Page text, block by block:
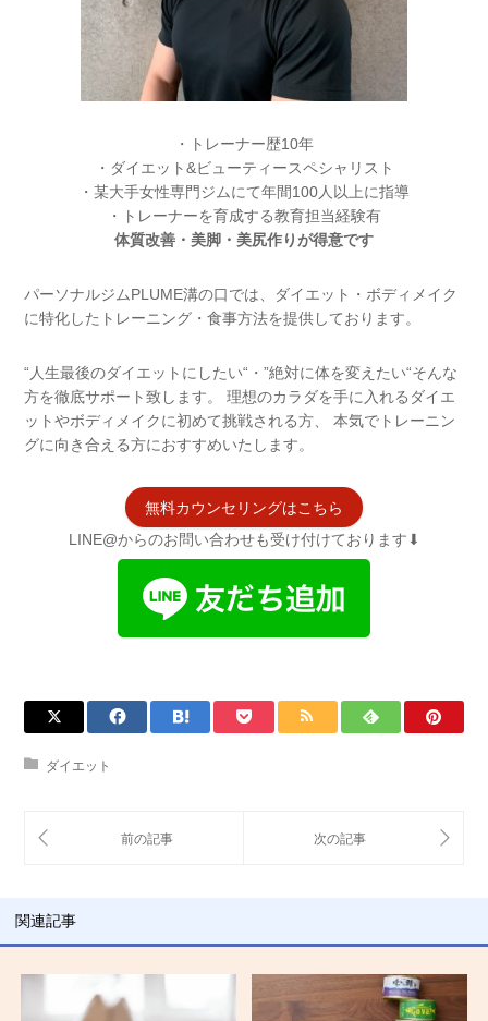
・トレーナー歴10年
・ダイエット&ビューティースペシャリスト
・某大手女性専門ジムにて年間100人以上に指導
・トレーナーを育成する教育担当経験有
体質改善・美脚・美尻作りが得意です
パーソナルジムPLUME溝の口では、ダイエット・ボディメイク
に特化したトレーニング・食事方法を提供しております。
“人生最後のダイエットにしたい“・”絶対に体を変えたい“そんな
方を徹底サポート致します。 理想のカラダを手に入れるダイエ
ットやボディメイクに初めて挑戦される方、 本気でトレーニン
グに向き合える方におすすめいたします。
無料カウンセリングはこちら
LINE@からのお問い合わせも受け付けております⬇︎
ダイエット
関連記事